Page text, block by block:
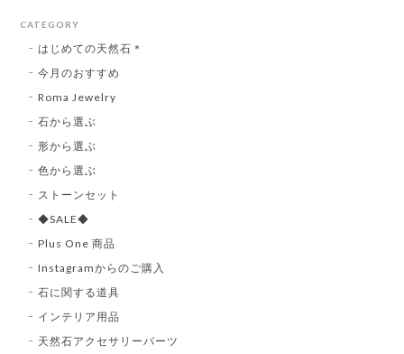
CATEGORY
はじめての天然石＊
今月のおすすめ
Roma Jewelry
石から選ぶ
形から選ぶ
色から選ぶ
ストーンセット
◆SALE◆
Plus One 商品
Instagramからのご購入
石に関する道具
インテリア用品
天然石アクセサリーパーツ